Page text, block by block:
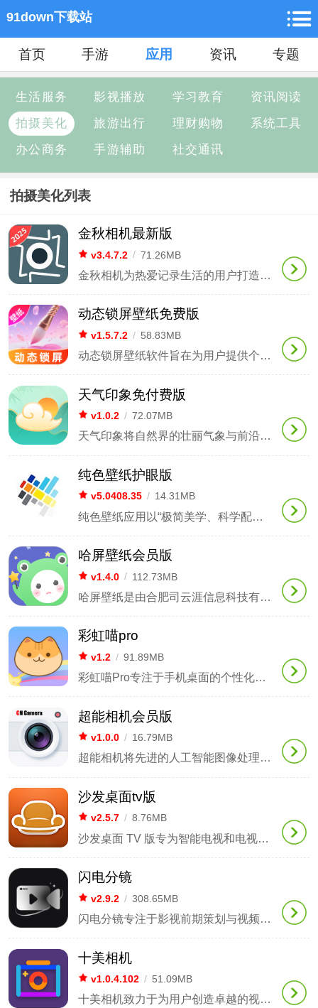
91down下载站
首页 手游 应用 资讯 专题
生活服务 影视播放 学习教育
资讯阅读
拍摄美化
旅游出行 理财购物
系统工具
办公商务
手游辅助 社交通讯
拍摄美化列表
金秋相机最新版
v3.4.7.2 / 71.26MB
金秋相机为热爱记录生活的用户打造了一个集智能拍摄与专业后期于一体的影像创作平台，配备了行业领先的AR实景融合技术和4K超高清影像引擎。在这里，用户不仅能够感受到与专业相机相媲美的实时拍摄质量，还可以通过深度学习算法自动捕捉画面的情感元素，使每一次快门都成为珍贵的时光印记。无论是日常拍摄还是艺术创作，它都能通过端到端加密技术确保隐私安全，让你在沉浸式体验中轻松创作出高水平的摄影作品。
动态锁屏壁纸免费版
v1.5.7.2 / 58.83MB
动态锁屏壁纸软件旨在为用户提供个性化的手机视觉体验，利用大量高清视频和3D渲染素材，使静态的手机桌面和锁屏界面充满活力。它允许用户一键将本地视频、GIF动图或精选的4K动态素材设置为壁纸，同时结合智能省电算法和流畅的动画引擎，不仅保障设备的运行性能，还带来极富沉浸感的视觉享受。
天气印象免付费版
v1.0.2 / 72.07MB
天气印象将自然界的壮丽气象与前沿的图片艺术深度结合，旨在为用户提供一个沉浸式的天空美学和视觉体验空间。它突破了传统天气应用仅限于查询气象数据的局限，通过每日更新的精选壁纸和富有创意的艺术滤镜，将各种气候现象转化为直观的视觉艺术，全面提升用户的数字生活和个性化表达。
纯色壁纸护眼版
v5.0408.35 / 14.31MB
纯色壁纸应用以“极简美学、科学配色和个性定制”为核心，旨在为用户创造一个干净、纯粹且富有质感的数字视觉空间。它将色彩心理学与前沿的人工智能生成技术深度结合，不仅为手机、平板和电脑提供大量高清的纯色与渐变背景，更通过智能调色工具，让每次点亮屏幕都成为一次治愈身心的视觉享受。
哈屏壁纸会员版
v1.4.0 / 112.73MB
哈屏壁纸是由合肥司云涯信息科技有限公司开发的一款安卓手机应用，旨在为用户提供视觉美化与个性化定制服务。该软件包含了大量高清静态图片、动态视频壁纸以及丰富的小组件，且支持每日更新。除了提供一键设置和智能适配功能外，平台还开放了本地DIY制作、文字锁屏生成及AI漫画头像定制等有趣玩法，致力于为用户创造独特而新颖的手机桌面体验。
彩虹喵pro
v1.2 / 91.89MB
彩虹喵Pro专注于手机桌面的个性化美化与创意定制，旨在为追求独特视觉体验的用户提供丰富的高清动态壁纸、表情包、桌面小组件和头像资源。该软件内置了丰富的主题图库，并支持每日实时更新，用户可以自由搭配各种视觉元素，轻松打造专属于自己的手机界面。同时，软件还整合了倒数日提醒、快捷启动等实用功能，不仅满足了个性化审美需求，也提升了日常使用的便利性。
超能相机会员版
v1.0.0 / 16.79MB
超能相机将先进的人工智能图像处理技术与丰富的创意视觉素材深入融合，为移动用户提供了一个集拍摄、美化和创作于一体的全方位影像空间。它彻底破解了传统拍照软件功能单一、后期处理繁琐的瓶颈，使得零基础的用户也能轻松拍摄出高质感的照片。无论是寻求自然妆效的自拍爱好者，还是热衷于记录生活点滴的摄影爱好者，都可以在这里体验到智能、高效且充满乐趣的影像创作过程，让每一次按下快门时都充满惊喜。
沙发桌面tv版
v2.5.7 / 8.76MB
沙发桌面 TV 版专为智能电视和电视盒子设计，旨在为家庭用户提供清爽高效的大屏互动体验。它省略了复杂的推广内容，将电视直播、影视点播和应用中心这三大核心功能巧妙地汇聚在首屏。通过高度自由的定制选项和深度系统优化，用户每次开机都能迅速进入自己喜爱的娱乐世界。
闪电分镜
v2.9.2 / 308.65MB
闪电分镜专注于影视前期策划与视频创作，提供从剧本分析、故事板展示到拍摄记录的全面服务。我们支持手绘分镜、智能脚本生成和云端团队协作，帮助创作者迅速将文字转化为可视化的镜头语言，确保创意构思与成片制作的无缝对接。
十美相机
v1.0.4.102 / 51.09MB
十美相机致力于为用户创造卓越的视觉创作体验。通过先进的智能美颜算法和丰富的潮流素材库，让每一次快门都能捕捉生活中的精彩瞬间。无论是日常自拍、风景拍摄还是创意涂鸦，它都能凭借专业级的后期编辑功能和多样的质感滤镜，轻松营造出如电影般的氛围。其简洁直观的操作界面与节能设计，不仅显著降低了使用难度，还确保了流畅稳定的拍摄体验，帮助每位用户随时随地拍出完美的专属作品。